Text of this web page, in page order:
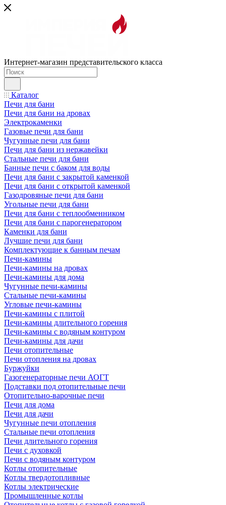
Интернет-магазин представительского класса
Каталог
Печи для бани
Печи для бани на дровах
Электрокаменки
Газовые печи для бани
Чугунные печи для бани
Печи для бани из нержавейки
Стальные печи для бани
Банные печи с баком для воды
Печи для бани с закрытой каменкой
Печи для бани с открытой каменкой
Газодровяные печи для бани
Угольные печи для бани
Печи для бани с теплообменником
Печи для бани с парогенератором
Каменки для бани
Лучшие печи для бани
Комплектующие к банным печам
Печи-камины
Печи-камины на дровах
Печи-камины для дома
Чугунные печи-камины
Стальные печи-камины
Угловые печи-камины
Печи-камины с плитой
Печи-камины длительного горения
Печи-камины с водяным контуром
Печи-камины для дачи
Печи отопительные
Печи отопления на дровах
Буржуйки
Газогенераторные печи АОГТ
Подставки под отопительные печи
Отопительно-варочные печи
Печи для дома
Печи для дачи
Чугунные печи отопления
Стальные печи отопления
Печи длительного горения
Печи с духовкой
Печи с водяным контуром
Котлы отопительные
Котлы твердотопливные
Котлы электрические
Промышленные котлы